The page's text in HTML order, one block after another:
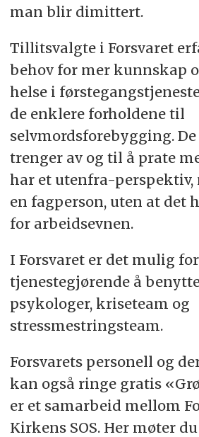
man blir dimittert.
Tillitsvalgte i Forsvaret
behov for mer kunnskap
helse i
de enklere forholdene til
selvmordsforebygging. De
trenger av og til å prate
har et utenfra-perspektiv,
en fagperson, uten at det
for arbeidsevnen.
I Forsvaret er det mulig for
tjenestegjørende å
psykologer, kriseteam og
stressmestringsteam.
Forsvarets personell og
kan også ringe gratis
er et samarbeid mellom
Kirkens SOS. Her møter